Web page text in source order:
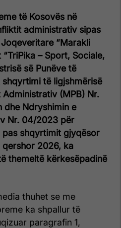
të Kosovës në
administrativ sipas
“Marakli
– Sport, Sociale,
së Punëve të
të ligjshmërisë
(MPB) Nr.
dhe Ndryshimin e
Nr. 04/2023 për
pas shqyrtimit gjyqësor
2026, ka
themeltë kërkesëpadinë
thuhet se me
ka shpallur të
paragrafin 1,